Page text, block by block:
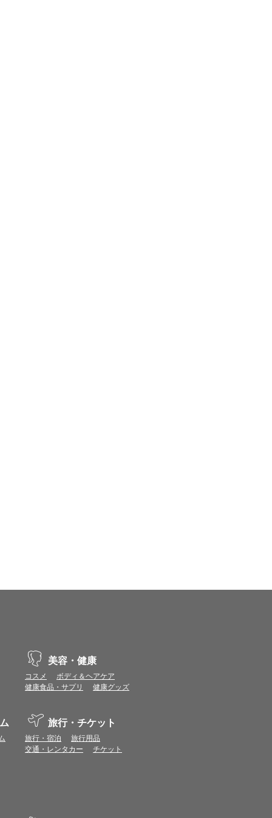
美容・健康
コスメ
ボディ＆ヘアケア
健康食品・サプリ
健康グッズ
旅行・チケット
旅行・宿泊
旅行用品
交通・レンタカー
チケット